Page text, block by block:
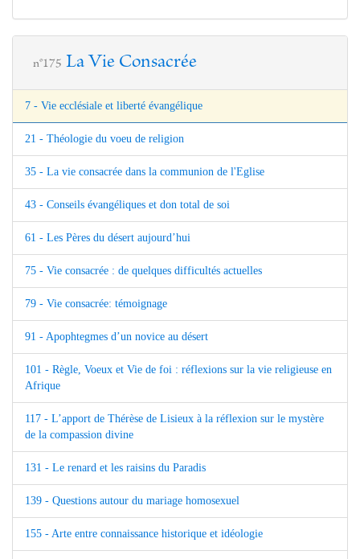
n°175 La Vie Consacrée
7 - Vie ecclésiale et liberté évangélique
21 - Théologie du voeu de religion
35 - La vie consacrée dans la communion de l'Eglise
43 - Conseils évangéliques et don total de soi
61 - Les Pères du désert aujourd’hui
75 - Vie consacrée : de quelques difficultés actuelles
79 - Vie consacrée: témoignage
91 - Apophtegmes d’un novice au désert
101 - Règle, Voeux et Vie de foi : réflexions sur la vie religieuse en
Afrique
117 - L’apport de Thérèse de Lisieux à la réflexion sur le mystère
de la compassion divine
131 - Le renard et les raisins du Paradis
139 - Questions autour du mariage homosexuel
155 - Arte entre connaissance historique et idéologie